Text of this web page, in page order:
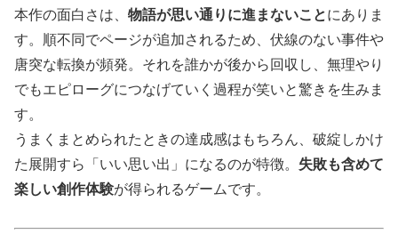
本作の面白さは、 物語が思い通りに進まないことにありま
す。順不同でページが追加されるため、伏線のない事件や
唐突な転換が頻発。それを誰かが後から回収し、無理やり
でもエピローグにつなげていく過程が笑いと驚きを生みま
す。
うまくまとめられたときの達成感はもちろん、破綻しかけ
た展開すら「いい思い出」になるのが特徴。 失敗も含めて
楽しい創作体験が得られるゲームです。